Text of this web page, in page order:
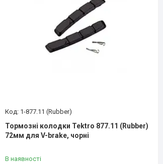
1-877.11 (Rubber)
Тормозні колодки Tektro 877.11 (Rubber)
72мм для V-brake, чорні
В наявності